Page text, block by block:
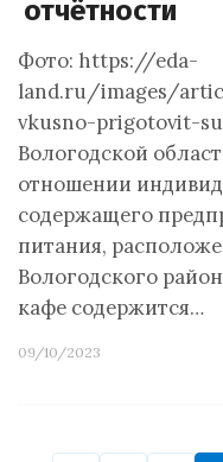
отчётности
Фото: https://eda-
land.ru/images/
vkusno-prigotovit-
Вологодской
отношении
содержащего
питания,
Вологодского
кафе содержится…
09/10/2023